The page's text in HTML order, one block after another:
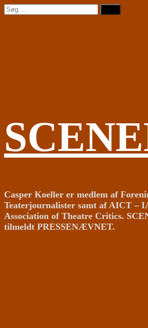
Videre
til
Søg
efter:
Casper Koeller er medlem af
Teaterjournalister samt af AICT –
Association of Theatre Critics.
tilmeldt PRESSENÆVNET.